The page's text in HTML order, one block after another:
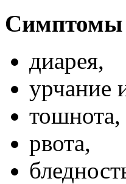
Симптомы
диарея,
урчание
тошнота,
рвота,